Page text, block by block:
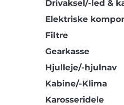
Drivaksel/-led &
Elektriske
Filtre
Gearkasse
Hjulleje/-hjulnav
Kabine/-Klima
Karosseridele